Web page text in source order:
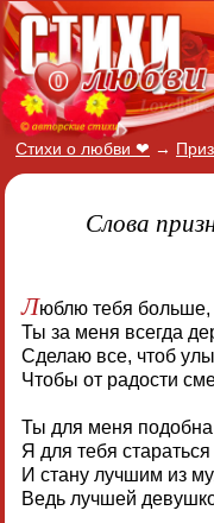
Стихи о любви ❤ →
Слова
Люблю тебя больше,
Ты за меня всегда
Сделаю все, чтоб
Чтобы от радости
Ты для меня подобна
Я для тебя стараться
И стану лучшим из
Ведь лучшей